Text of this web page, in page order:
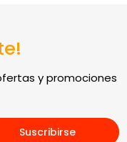
Suscribirse